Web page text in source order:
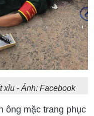
xỉu - Ảnh: Facebook
ông mặc trang phục